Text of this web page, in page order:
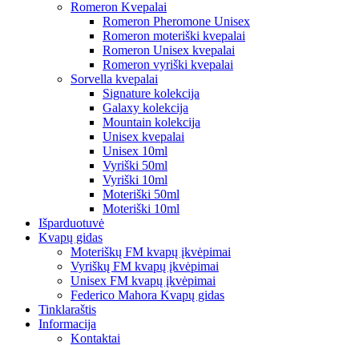
Romeron Kvepalai
Romeron Pheromone Unisex
Romeron moteriški kvepalai
Romeron Unisex kvepalai
Romeron vyriški kvepalai
Sorvella kvepalai
Signature kolekcija
Galaxy kolekcija
Mountain kolekcija
Unisex kvepalai
Unisex 10ml
Vyriški 50ml
Vyriški 10ml
Moteriški 50ml
Moteriški 10ml
Išparduotuvė
Kvapų gidas
Moteriškų FM kvapų įkvėpimai
Vyriškų FM kvapų įkvėpimai
Unisex FM kvapų įkvėpimai
Federico Mahora Kvapų gidas
Tinklaraštis
Informacija
Kontaktai